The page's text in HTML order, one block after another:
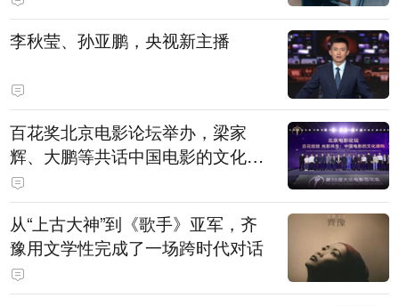
白，主演均为广州本土演员
李秋莹、孙亚鹏，央视新主播
百花奖北京电影论坛举办，梁家
辉、大鹏等共话中国电影的文化建
构
从“上古大神”到《歌手》亚军，齐
豫用文学性完成了一场跨时代对话